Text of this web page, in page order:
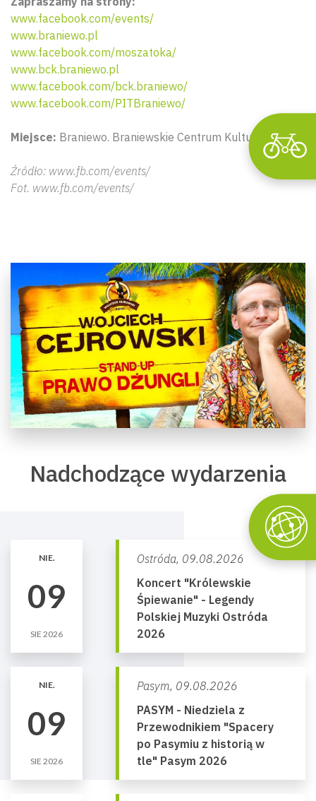
www.facebook.com/events/
www.braniewo.pl
www.facebook.com/moszatoka/
www.bck.braniewo.pl
www.facebook.com/bck.braniewo/
www.facebook.com/PITBraniewo/
Miejsce: Braniewo. Braniewskie Centrum Kultury.
Źródło: www.fb.com/events/
Fot. www.fb.com/events/
Nadchodzące wydarzenia
NIE.
09
SIE 2026
Ostróda, 09.08.2026
Koncert "Królewskie
Śpiewanie" - Legendy
Polskiej Muzyki Ostróda
2026
NIE.
09
SIE 2026
Pasym, 09.08.2026
PASYM - Niedziela z
Przewodnikiem "Spacery
po Pasymiu z historią w
tle" Pasym 2026